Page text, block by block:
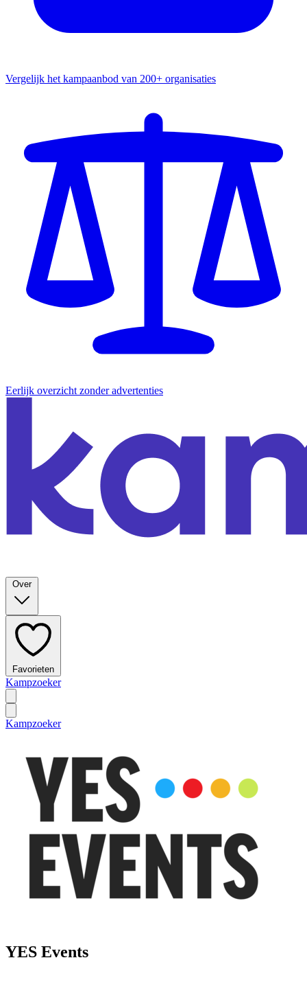
Vergelijk het kampaanbod van 200+ organisaties
Eerlijk overzicht zonder advertenties
Over
Favorieten
Kampzoeker
Kampzoeker
YES Events